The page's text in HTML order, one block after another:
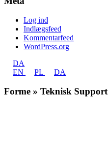
Log ind
Indlægsfeed
Kommentarfeed
WordPress.org
DA
EN
PL DA
Forme » Teknisk Support